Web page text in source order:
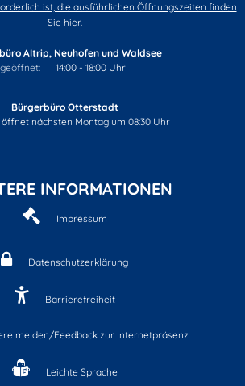
ist, die ausführlichen Öffnungszeiten finden
Sie hier.
Altrip, Neuhofen und Waldsee
um weitere Öffnungs- oder Schließzeiten
14:00 - 18:00 Uhr
Bürgerbüro Otterstadt
Öffnungs- oder Schließzeiten auszublenden
öffnet nächsten Montag um 08:30 Uhr
INFORMATIONEN
Impressum
Datenschutzerklärung
Barrierefreiheit
melden/Feedback zur Internetpräsenz
Leichte Sprache